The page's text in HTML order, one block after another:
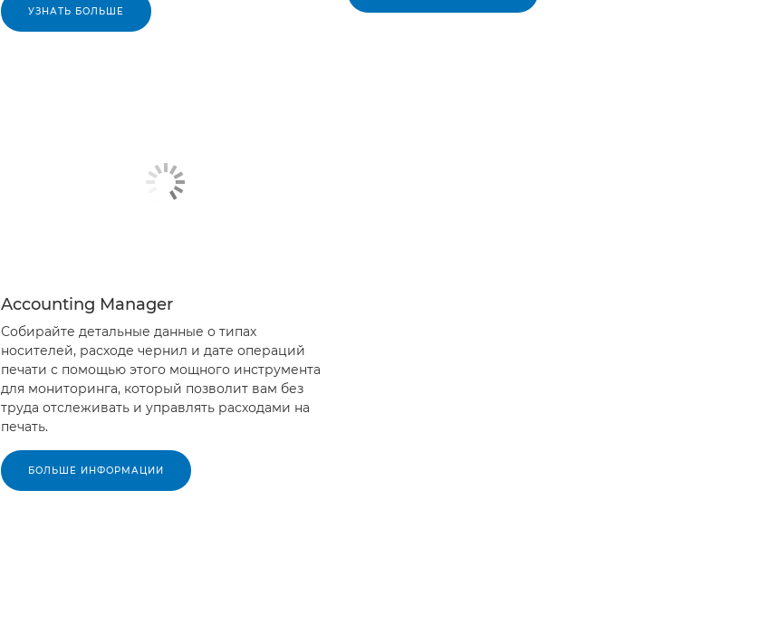
УЗНАТЬ БОЛЬШЕ
Accounting Manager
Собирайте детальные данные о типах
носителей, расходе чернил и дате операций
печати с помощью этого мощного инструмента
для мониторинга, который позволит вам без
труда отслеживать и управлять расходами на
печать.
БОЛЬШЕ ИНФОРМАЦИИ